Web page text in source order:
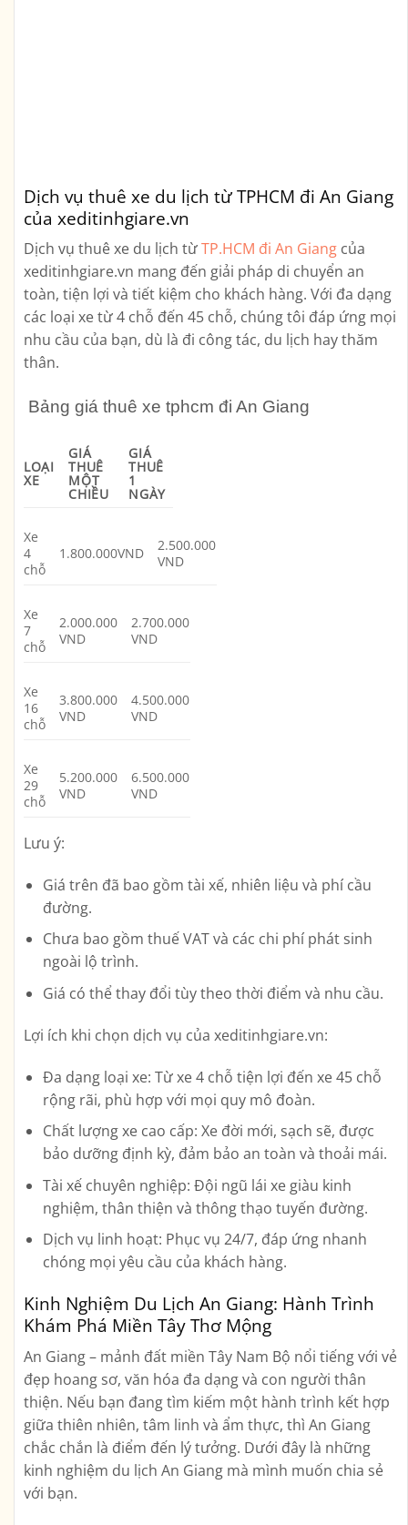
Dịch vụ thuê xe du lịch từ TPHCM đi An Giang
của xeditinhgiare.vn
Dịch vụ thuê xe du lịch từTP.HCM đi An Giang của
xeditinhgiare.vn mang đến giải pháp di chuyển an
toàn, tiện lợi và tiết kiệm cho khách hàng. Với đa dạng
các loại xe từ 4 chỗ đến 45 chỗ, chúng tôi đáp ứng mọi
nhu cầu của bạn, dù là đi công tác, du lịch hay thăm
thân.
Bảng giá thuê xe tphcm đi An Giang
LOẠI
XE
GIÁ
THUÊ
MỘT
CHIỀU
GIÁ
THUÊ
1
NGÀY
Xe
4
chỗ
1.800.000VND
2.500.000
VND
Xe
7
chỗ
2.000.000
VND
2.700.000
VND
Xe
16
chỗ
3.800.000
VND
4.500.000
VND
Xe
29
chỗ
5.200.000
VND
6.500.000
VND
Lưu ý:
Giá trên đã bao gồm tài xế, nhiên liệu và phí cầu
đường.
Chưa bao gồm thuế VAT và các chi phí phát sinh
ngoài lộ trình.
Giá có thể thay đổi tùy theo thời điểm và nhu cầu.
Lợi ích khi chọn dịch vụ của xeditinhgiare.vn:
Đa dạng loại xe: Từ xe 4 chỗ tiện lợi đến xe 45 chỗ
rộng rãi, phù hợp với mọi quy mô đoàn.
Chất lượng xe cao cấp: Xe đời mới, sạch sẽ, được
bảo dưỡng định kỳ, đảm bảo an toàn và thoải mái.
Tài xế chuyên nghiệp: Đội ngũ lái xe giàu kinh
nghiệm, thân thiện và thông thạo tuyến đường.
Dịch vụ linh hoạt: Phục vụ 24/7, đáp ứng nhanh
chóng mọi yêu cầu của khách hàng.
Kinh Nghiệm Du Lịch An Giang: Hành Trình
Khám Phá Miền Tây Thơ Mộng
An Giang – mảnh đất miền Tây Nam Bộ nổi tiếng với vẻ
đẹp hoang sơ, văn hóa đa dạng và con người thân
thiện. Nếu bạn đang tìm kiếm một hành trình kết hợp
giữa thiên nhiên, tâm linh và ẩm thực, thì An Giang
chắc chắn là điểm đến lý tưởng. Dưới đây là những
kinh nghiệm du lịch An Giang mà mình muốn chia sẻ
với bạn.